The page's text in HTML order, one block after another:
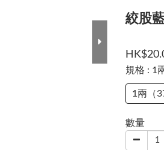
絞股
規格 : 1
1兩（
數量